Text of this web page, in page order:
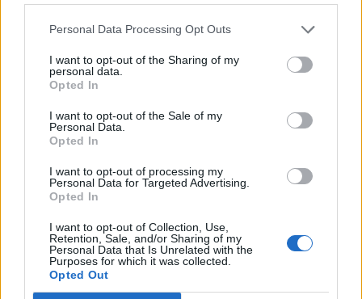
Personal Data Processing Opt Outs
I want to opt-out of the Sharing of my
personal data.
Opted In
I want to opt-out of the Sale of my
Personal Data.
Opted In
I want to opt-out of processing my
Personal Data for Targeted Advertising.
Opted In
I want to opt-out of Collection, Use,
Retention, Sale, and/or Sharing of my
Personal Data that Is Unrelated with the
Purposes for which it was collected.
Opted Out